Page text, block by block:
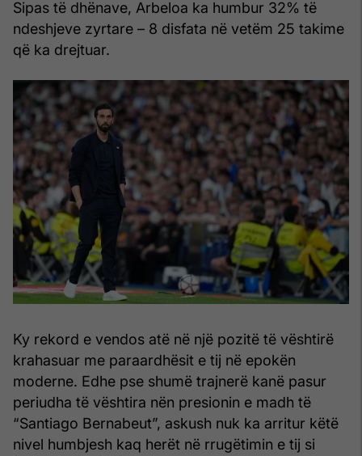
Sipas të dhënave, Arbeloa ka humbur 32% të
ndeshjeve zyrtare – 8 disfata në vetëm 25 takime
që ka drejtuar.
Ky rekord e vendos atë në një pozitë të vështirë
krahasuar me paraardhësit e tij në epokën
moderne. Edhe pse shumë trajnerë kanë pasur
periudha të vështira nën presionin e madh të
“Santiago Bernabeut”, askush nuk ka arritur këtë
nivel humbjesh kaq herët në rrugëtimin e tij si